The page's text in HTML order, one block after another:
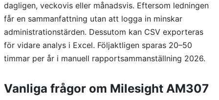
dagligen, veckovis eller månadsvis. Eftersom ledningen
får en sammanfattning utan att logga in minskar
administrationstärden. Dessutom kan CSV exporteras
för vidare analys i Excel. Följaktligen sparas 20–50
timmar per år i manuell rapportsammanställning 2026.
Vanliga frågor om Milesight AM307